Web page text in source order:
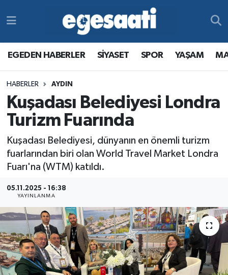
EGEDEN HABERLER SİYASET SPOR YAŞAM
HABERLER AYDIN
Kuşadası Belediyesi Londra
Turizm Fuarında
Kuşadası Belediyesi, dünyanın en önemli turizm
fuarlarından biri olan World Travel Market Londra
Fuarı'na (WTM) katıldı.
05.11.2025 - 16:38
YAYINLANMA
MAGAZİN
RESMİ REKLAMLAR
YAŞAM
MAGAZİN
RESMİ REKLAMLAR
Egemax TV
Tüm Manşetler
Son Dakika Haberleri
Haber Arşivi